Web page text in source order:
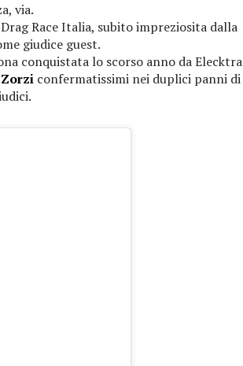
via.
Race Italia, subito impreziosita dalla
giudice guest.
conquistata lo scorso anno da Elecktra
confermatissimi nei duplici panni di